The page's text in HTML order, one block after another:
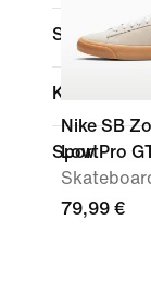
Schuhhöhe
Kollektionen
Sport
Nike SB
Low Pro
79,99 €